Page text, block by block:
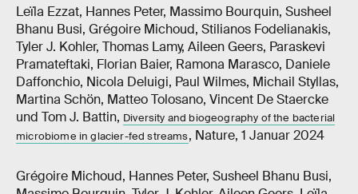
Leïla Ezzat, Hannes Peter, Massimo Bourquin, Susheel
Bhanu Busi, Grégoire Michoud, Stilianos Fodelianakis,
Tyler J. Kohler, Thomas Lamy, Aileen Geers, Paraskevi
Pramateftaki, Florian Baier, Ramona Marasco, Daniele
Daffonchio, Nicola Deluigi, Paul Wilmes, Michail Styllas,
Martina Schön, Matteo Tolosano, Vincent De Staercke
und Tom J. Battin, Diversity and biogeography of the bacterial
microbiome in glacier-fed streams, Nature, 1 Januar 2024
Grégoire Michoud, Hannes Peter, Susheel Bhanu Busi,